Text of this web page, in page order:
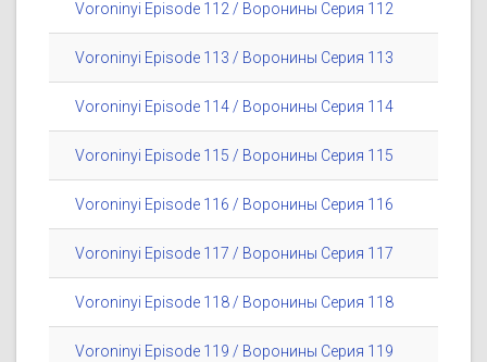
Voroninyi Episode 112 / Воронины Серия 112
Voroninyi Episode 113 / Воронины Серия 113
Voroninyi Episode 114 / Воронины Серия 114
Voroninyi Episode 115 / Воронины Серия 115
Voroninyi Episode 116 / Воронины Серия 116
Voroninyi Episode 117 / Воронины Серия 117
Voroninyi Episode 118 / Воронины Серия 118
Voroninyi Episode 119 / Воронины Серия 119